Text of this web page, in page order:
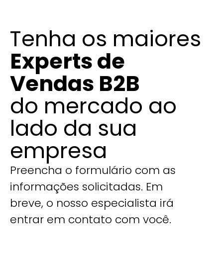
Tenha os maiores
Experts de
Vendas B2B
do mercado ao
lado da sua
empresa
Preencha o formulário com as
informações solicitadas. Em
breve, o nosso especialista irá
entrar em contato com você.